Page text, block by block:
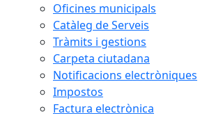
Oficines municipals
Catàleg de Serveis
Tràmits i gestions
Carpeta ciutadana
Notificacions electròniques
Impostos
Factura electrònica